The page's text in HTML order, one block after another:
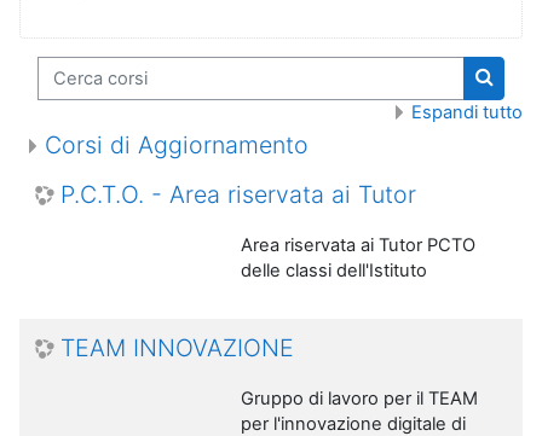
Cerca corsi
Cerca
Espandi tutto
Corsi di Aggiornamento
P.C.T.O. - Area riservata ai Tutor
Area riservata ai Tutor PCTO
delle classi dell'Istituto
TEAM INNOVAZIONE
Gruppo di lavoro per il TEAM
per l'innovazione digitale di